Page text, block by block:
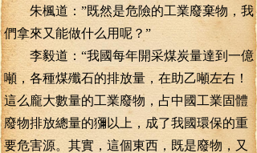
朱楓道：”既然是危險的工業廢棄物，我
們拿來又能做什么用呢？”
李毅道：“我國每年開采煤炭量達到一億
噸，各種煤殲石的排放量，在助乙噸左右！
這么龐大數量的工業廢物，占中國工業固體
廢物排放總量的獼以上，成了我國環保的重
要危害源。其實，這個東西，既是廢物，又